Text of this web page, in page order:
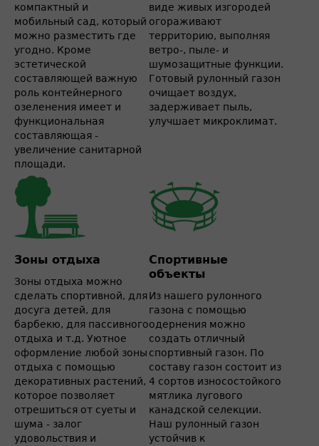
компактный и
мобильный сад, который
можно разместить где
угодно. Кроме
эстетической
составляющей важную
роль контейнерного
озеленения имеет и
функциональная
составляющая -
увеличение санитарной
площади.
виде живых изгородей
огораживают
территорию, выполняя
ветро-, пыле- и
шумозащитные функции.
Готовый рулонный газон
очищает воздух,
задерживает пыль,
улучшает микроклимат.
Зоны отдыха
Зоны отдыха можно
сделать спортивной, для
досуга детей, для
барбекю, для пассивного
отдыха и т.д. Уютное
оформление любой зоны
отдыха с помощью
декоративных растений,
которое позволяет
отрешиться от суеты и
шума - залог
удовольствия и
Спортивные
объекты
Из нашего рулонного
газона с помощью
одернения можно
создать отличный
спортивный газон. По
составу газон состоит из
4 сортов износостойкого
мятлика лугового
канадской селекции.
Наш рулонный газон
устойчив к